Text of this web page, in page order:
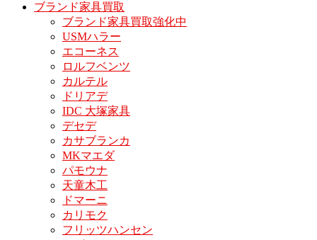
ブランド家具買取
ブランド家具買取強化中
USMハラー
エコーネス
ロルフベンツ
カルテル
ドリアデ
IDC 大塚家具
デセデ
カサブランカ
MKマエダ
パモウナ
天童木工
ドマーニ
カリモク
フリッツハンセン